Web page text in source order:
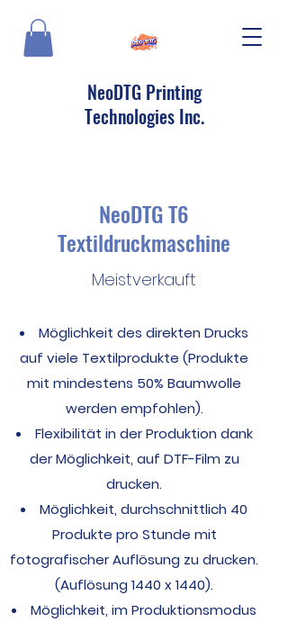
NeoDTG Printing
Technologies Inc.
NeoDTG T6
Textildruckmaschine
Meistverkauft
Möglichkeit des direkten Drucks
auf viele Textilprodukte (Produkte
mit mindestens 50% Baumwolle
werden empfohlen).
Flexibilität in der Produktion dank
der Möglichkeit, auf DTF-Film zu
drucken.
Möglichkeit, durchschnittlich 40
Produkte pro Stunde mit
fotografischer Auflösung zu drucken.
(Auflösung 1440 x 1440).
Möglichkeit, im Produktionsmodus